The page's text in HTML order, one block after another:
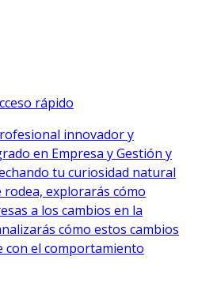
rápido
innovador y
en Empresa y Gestión y
tu curiosidad natural
explorarás cómo
a los cambios en la
cómo estos cambios
con el comportamiento